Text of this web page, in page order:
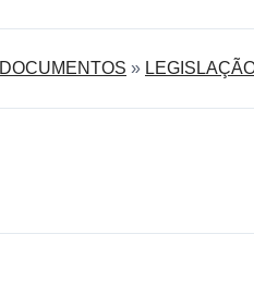
DOCUMENTOS »